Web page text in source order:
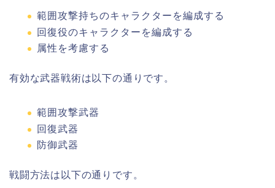
範囲攻撃持ちのキャラクターを編成する
回復役のキャラクターを編成する
属性を考慮する
有効な武器戦術は以下の通りです。
範囲攻撃武器
回復武器
防御武器
戦闘方法は以下の通りです。